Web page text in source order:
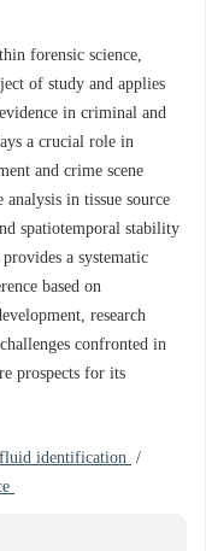
forensic science,
of study and applies
in criminal and
a crucial role in
and crime scene
in tissue source
spatiotemporal stability
a systematic
based on
research
confronted in
prospects for its
identification /